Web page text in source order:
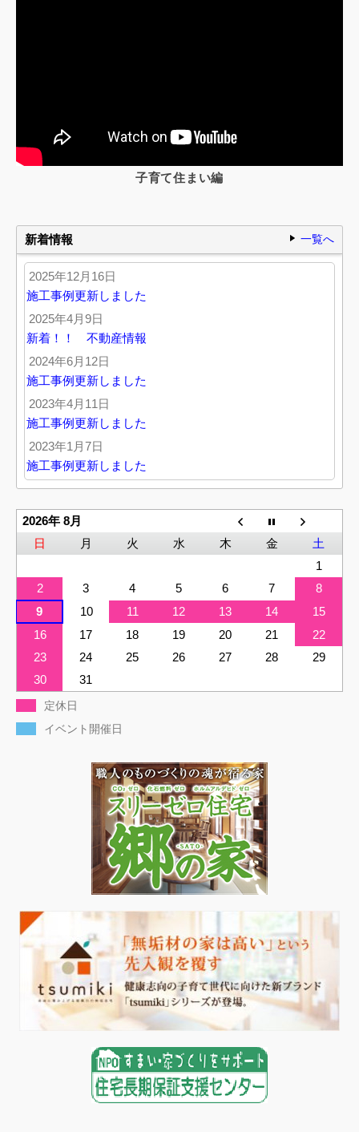
子育て住まい編
一覧へ
新着情報
2025年12月16日
施工事例更新しました
2025年4月9日
新着！！ 不動産情報
2024年6月12日
施工事例更新しました
2023年4月11日
施工事例更新しました
2023年1月7日
施工事例更新しました
2026年 8月
日
月 火 水 木 金
土
1
2
3 4 5 6 7
8
9
10 11 12 13 14
15
16
17 18 19 20 21
22
23
24 25 26 27 28
29
30
31
定休日
イベント開催日